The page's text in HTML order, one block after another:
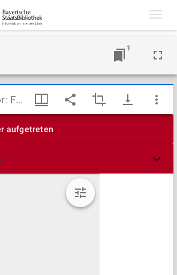
1
TypeError: Failed to fetch
aufgetreten